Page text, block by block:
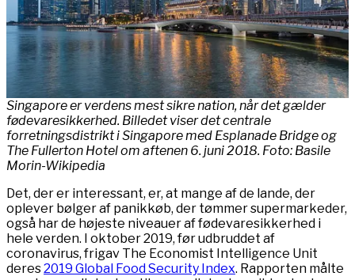
Singapore er verdens mest sikre nation, når det gælder
fødevaresikkerhed. Billedet viser det centrale
forretningsdistrikt i Singapore med Esplanade Bridge og
The Fullerton Hotel om aftenen 6. juni 2018. Foto: Basile
Morin-Wikipedia
Det, der er interessant, er, at mange af de lande, der
oplever bølger af panikkøb, der tømmer supermarkeder,
også har de højeste niveauer af fødevaresikkerhed i
hele verden. I oktober 2019, før udbruddet af ​​
coronavirus, frigav The Economist Intelligence Unit
deres2019 Global Food Security Index. Rapporten målte